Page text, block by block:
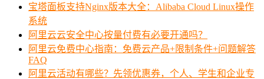
宝塔面板支持Nginx版本大全：Alibaba Cloud Linux操作
系统
阿里云云安全中心按量付费有必要开通吗？
阿里云免费中心指南：免费云产品+限制条件+问题解答
FAQ
阿里云活动有哪些？先领优惠券，个人、学生和企业专